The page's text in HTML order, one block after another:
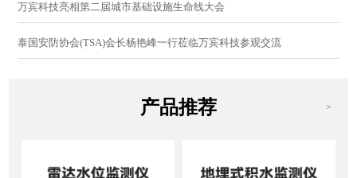
万宾科技亮相第二届城市基础设施生命线大会
泰国安防协会(TSA)会长杨艳峰一行莅临万宾科技参观交流
产品推荐 >